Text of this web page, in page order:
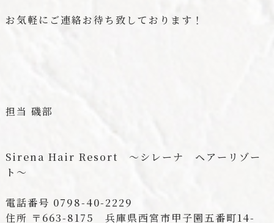
お気軽にご連絡お待ち致しております！
担当 磯部
Sirena Hair Resort ～シレーナ ヘアーリゾー
ト～
電話番号 0798-40-2229
住所 〒663-8175 兵庫県西宮市甲子園五番町14-